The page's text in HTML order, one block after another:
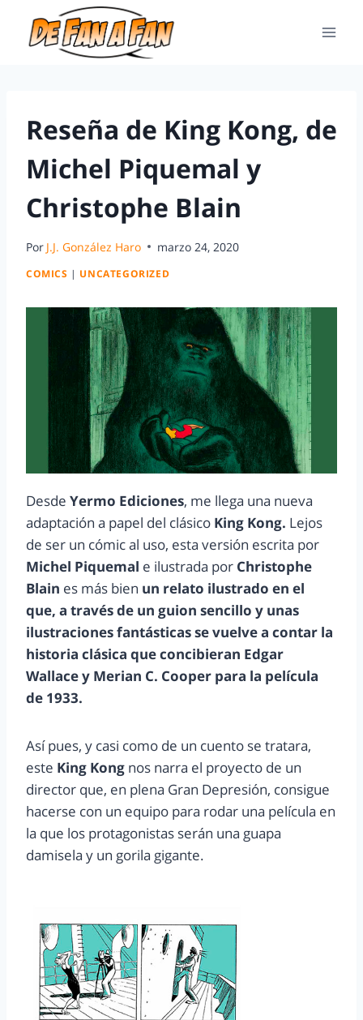
Reseña de King Kong, de
Michel Piquemal y
Christophe Blain
Por J.J. González Haro marzo 24, 2020
COMICS | UNCATEGORIZED
Desde Yermo Ediciones, me llega una nueva
adaptación a papel del clásico King Kong. Lejos
de ser un cómic al uso, esta versión escrita por
Michel Piquemal e ilustrada por Christophe
Blain es más bien un relato ilustrado en el
que, a través de un guion sencillo y unas
ilustraciones fantásticas se vuelve a contar la
historia clásica que concibieran Edgar
Wallace y Merian C. Cooper para la película
de 1933.
Así pues, y casi como de un cuento se tratara,
este King Kong nos narra el proyecto de un
director que, en plena Gran Depresión, consigue
hacerse con un equipo para rodar una película en
la que los protagonistas serán una guapa
damisela y un gorila gigante.